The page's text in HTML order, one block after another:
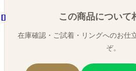
この商品について
在庫確認・ご試着・リングへのお仕
ぞ。